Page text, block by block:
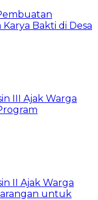
Bakti di Desa
III Ajak Warga
II Ajak Warga
untuk